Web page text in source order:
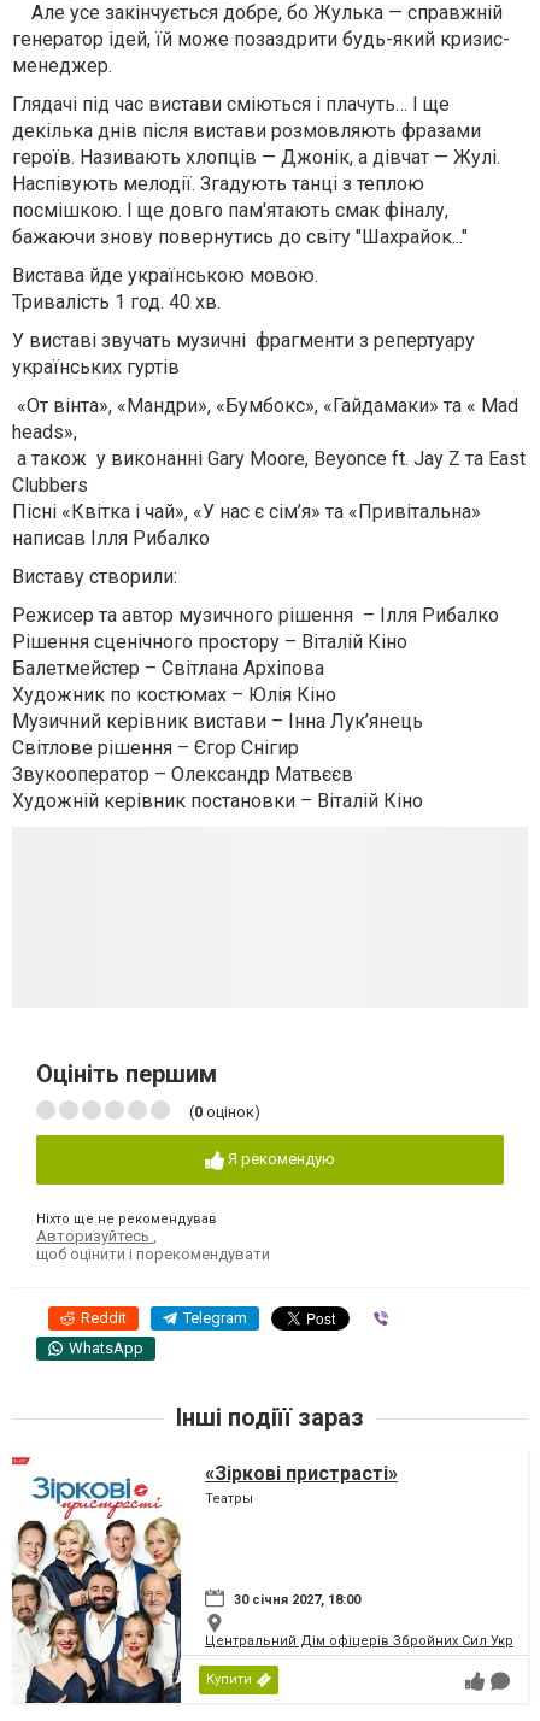
Але усе закінчується добре, бо Жулька — справжній
генератор ідей, ïй може позаздрити будь-який кризис-
менеджер.
Глядачі під час вистави сміються і плачуть… І ще
декілька днів після вистави розмовляють фразами
героїв. Називають хлопців — Джонік, а дівчат — Жулі.
Наспівують мелодії. Згадують танці з теплою
посмішкою. І ще довго пам'ятають смак фіналу,
бажаючи знову повернутись до світу "Шахрайок..."
Вистава йде українською мовою.
Тривалість 1 год. 40 хв.
У виставі звучать музичні фрагменти з репертуару
українських гуртів
«От вінта», «Мандри», «Бумбокс», «Гайдамаки» та « Mad
heads»,
а також у виконанні Gary Moore, Beyonce ft. Jay Z та East
Clubbers
Пісні «Квітка і чай», «У нас є сім’я» та «Привітальна»
написав Ілля Рибалко
Виставу створили:
Режисер та автор музичного рішення – Ілля Рибалко
Рішення сценічного простору – Віталій Кіно
Балетмейстер – Світлана Архіпова
Художник по костюмах – Юлія Кіно
Музичний керівник вистави – Інна Лук’янець
Світлове рішення – Єгор Снігир
Звукооператор – Олександр Матвєєв
Художній керівник постановки – Віталій Кіно
Оцініть першим
(0 оцінок)
Я рекомендую
Ніхто ще не рекомендував
Авторизуйтесь
щоб оцінити і порекомендувати
Reddit Telegram
WhatsApp
Інші подіїї зараз
«Зіркові пристрасті»
Театры
30 січня 2027, 18:00
Центральний Дім офіцерів Збройних Сил
Купити